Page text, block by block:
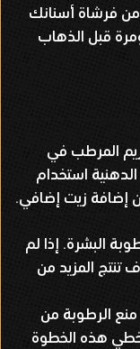
فرشاة أسنانك
​​قبل الذهاب
المرطب في
استخدام
إضافة زيت إضافي.
البشرة. إذا لم
المزيد من
منع الرطوبة من
هذه الخطوة